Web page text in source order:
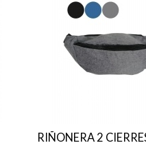
RIÑONERA 2